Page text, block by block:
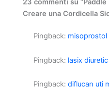
23 commenti su
Creare una Cordicella
Pingback:
Pingback: lasix
Pingback: diflucan uti